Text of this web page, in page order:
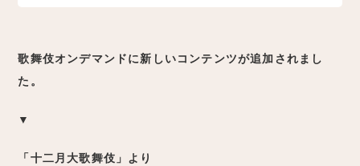
歌舞伎オンデマンドに新しいコンテンツが追加されまし
た。
▼
「十二月大歌舞伎」より